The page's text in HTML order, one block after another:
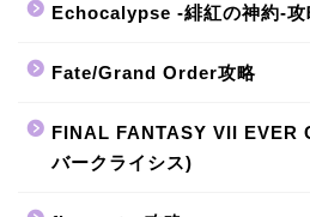
Echocalypse -緋紅の神約-攻
Fate/Grand Order攻略
FINAL FANTASY VII EVER
バークライシス)